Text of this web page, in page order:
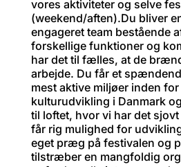
vores aktiviteter og selve
(weekend/aften).Du bliver
engageret team bestående
forskellige funktioner og
har det til fælles, at de
arbejde. Du får et
mest aktive miljøer inden
kulturudvikling i Danmark
til loftet, hvor vi har det
får rig mulighed for
eget præg på festivalen og
tilstræber en mangfoldig